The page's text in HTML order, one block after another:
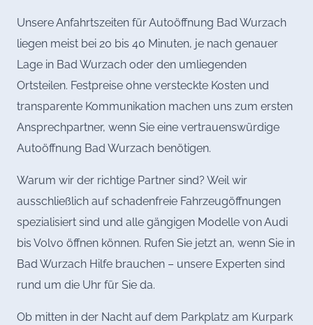
Unsere Anfahrtszeiten für Autoöffnung Bad Wurzach
liegen meist bei 20 bis 40 Minuten, je nach genauer
Lage in Bad Wurzach oder den umliegenden
Ortsteilen. Festpreise ohne versteckte Kosten und
transparente Kommunikation machen uns zum ersten
Ansprechpartner, wenn Sie eine vertrauenswürdige
Autoöffnung Bad Wurzach benötigen.
Warum wir der richtige Partner sind? Weil wir
ausschließlich auf schadenfreie Fahrzeugöffnungen
spezialisiert sind und alle gängigen Modelle von Audi
bis Volvo öffnen können. Rufen Sie jetzt an, wenn Sie in
Bad Wurzach Hilfe brauchen – unsere Experten sind
rund um die Uhr für Sie da.
Ob mitten in der Nacht auf dem Parkplatz am Kurpark